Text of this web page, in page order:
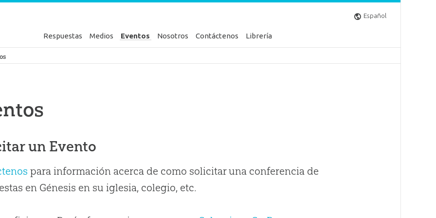
Español
Respuestas Medios Eventos Nosotros Contáctenos Librería
Génesis
un Evento
para información acerca de como solicitar una conferencia de
en Génesis en su iglesia, colegio, etc.